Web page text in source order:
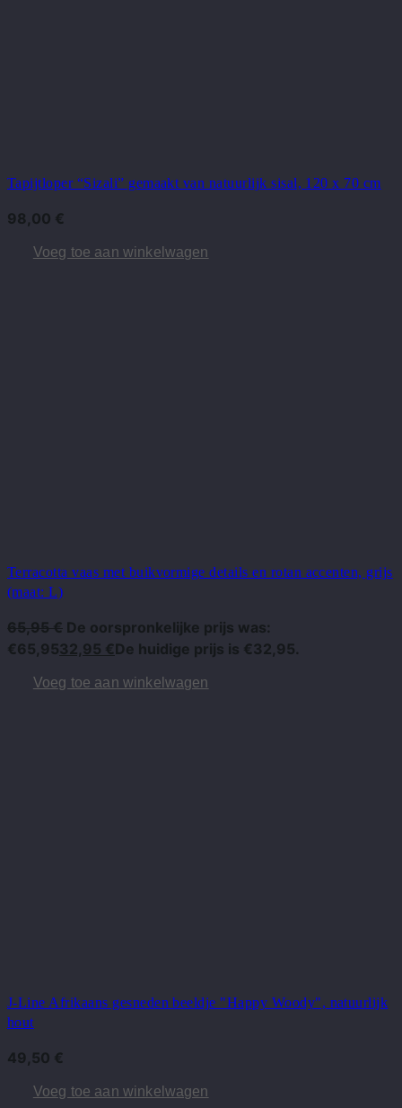
Tapijtloper “Sizali” gemaakt van natuurlijk sisal, 120 x 70 cm
98,00 €
Voeg toe aan winkelwagen
Terracotta vaas met buikvormige details en rotan accenten, grijs
(maat: L)
65,95€ De oorspronkelijke prijs was:
€65,9532,95 €De huidige prijs is €32,95.
Voeg toe aan winkelwagen
J-Line Afrikaans gesneden beeldje "Happy Woody", natuurlijk
hout
49,50 €
Voeg toe aan winkelwagen